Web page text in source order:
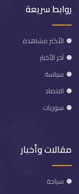
روابط سريعة
الأكثر مشاهدة
آخر الأخبار
سياسة
اقتصاد
سوريات
مقالات وأخبار
سياحة